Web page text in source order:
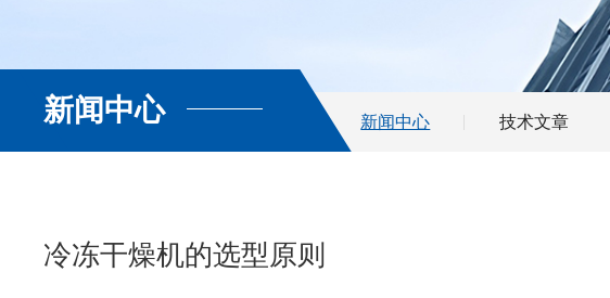
新闻中心 新闻中心 技术文章
冷冻干燥机的选型原则